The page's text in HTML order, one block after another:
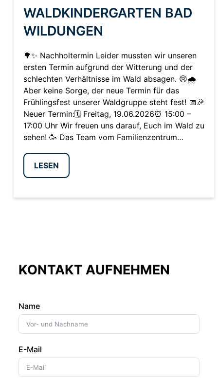
WALDKINDERGARTEN BAD
WILDUNGEN
🌳✨ Nachholtermin Leider mussten wir unseren
ersten Termin aufgrund der Witterung und der
schlechten Verhältnisse im Wald absagen. 😢🌧️
Aber keine Sorge, der neue Termin für das
Frühlingsfest unserer Waldgruppe steht fest! 📅🎉
Neuer Termin:🗓️ Freitag, 19.06.2026⏰ 15:00 –
17:00 Uhr Wir freuen uns darauf, Euch im Wald zu
sehen! 🥳 Das Team vom Familienzentrum…
LESEN
KONTAKT AUFNEHMEN
Name
E-Mail